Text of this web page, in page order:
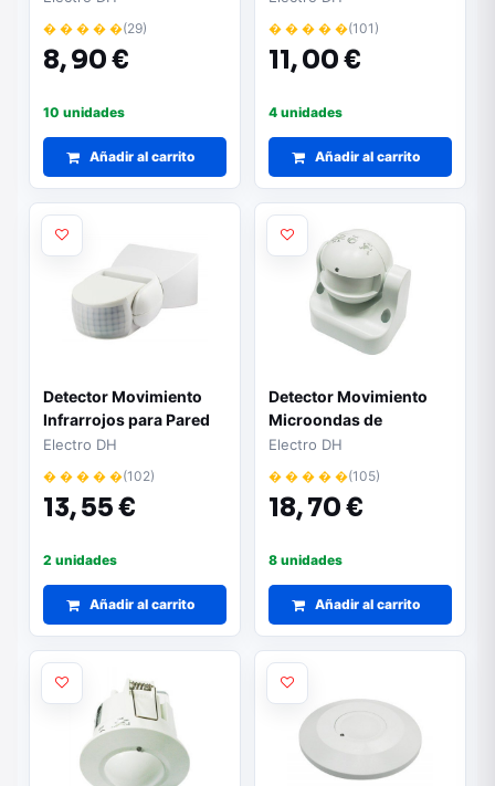
� � � � �(29)
8,90 €
10 unidades
Añadir al carrito
� � � � �(101)
11,00 €
4 unidades
Añadir al carrito
Detector Movimiento
Infrarrojos para Pared
IP65
Electro DH
� � � � �(102)
13,55 €
2 unidades
Añadir al carrito
Detector Movimiento
Microondas de
Superficie
Electro DH
� � � � �(105)
18,70 €
8 unidades
Añadir al carrito